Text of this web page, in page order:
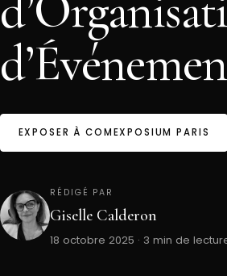
EXPOSER À COMEXPOSIUM PARIS
RÉDIGÉ PAR
Giselle Calderon
18 octobre 2025 · 3 min de